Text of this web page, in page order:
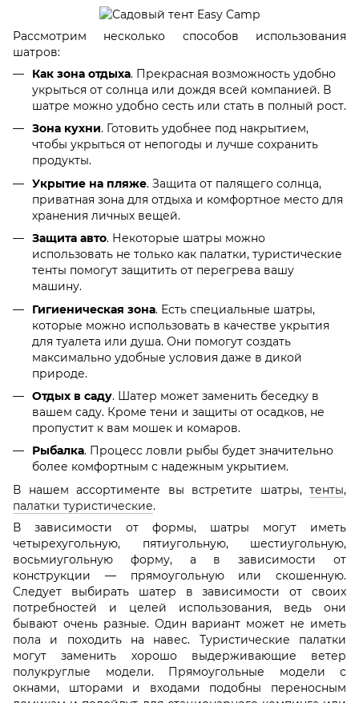
Рассмотрим несколько способов использования
шатров:
Как зона отдыха. Прекрасная возможность удобно
укрыться от солнца или дождя всей компанией. В
шатре можно удобно сесть или стать в полный рост.
Зона кухни. Готовить удобнее под накрытием,
чтобы укрыться от непогоды и лучше сохранить
продукты.
Укрытие на пляже. Защита от палящего солнца,
приватная зона для отдыха и комфортное место для
хранения личных вещей.
Защита авто. Некоторые шатры можно
использовать не только как палатки, туристические
тенты помогут защитить от перегрева вашу
машину.
Гигиеническая зона. Есть специальные шатры,
которые можно использовать в качестве укрытия
для туалета или душа. Они помогут создать
максимально удобные условия даже в дикой
природе.
Отдых в саду. Шатер может заменить беседку в
вашем саду. Кроме тени и защиты от осадков, не
пропустит к вам мошек и комаров.
Рыбалка. Процесс ловли рыбы будет значительно
более комфортным с надежным укрытием.
В нашем ассортименте вы встретите шатры, тенты,
палатки туристические.
В зависимости от формы, шатры могут иметь
четырехугольную, пятиугольную, шестиугольную,
восьмиугольную форму, а в зависимости от
конструкции — прямоугольную или скошенную.
Следует выбирать шатер в зависимости от своих
потребностей и целей использования, ведь они
бывают очень разные. Один вариант может не иметь
пола и походить на навес. Туристические палатки
могут заменить хорошо выдерживающие ветер
полукруглые модели. Прямоугольные модели с
окнами, шторами и входами подобны переносным